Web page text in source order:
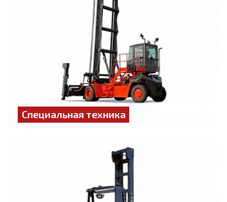
Специальная техника